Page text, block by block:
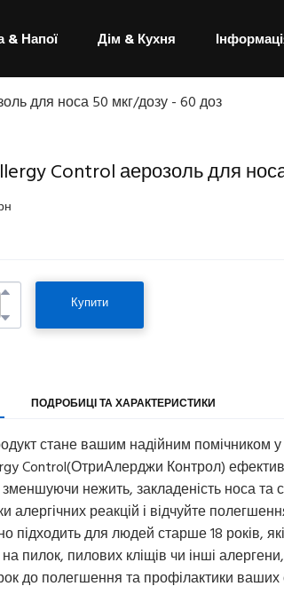
& Напої Дім & Кухня
для носа 50 мкг/дозу - 60 доз
Control аерозоль для
Купити
ПОДРОБИЦІ ТА ХАРАКТЕРИСТИКИ
стане вашим надійним помічником у
Control(ОтриАлерджи Контрол)
зменшуючи нежить, закладеність носа та
алергічних реакцій і відчуйте
підходить для людей старше 18 років,
на пилок, пилових кліщів чи інші
до полегшення та профілактики ваших